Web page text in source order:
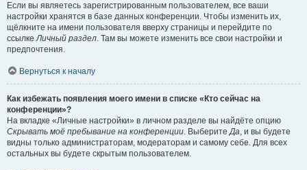
Если вы являетесь зарегистрированным пользователем, все ваши
настройки хранятся в базе данных конференции. Чтобы изменить их,
щёлкните на имени пользователя вверху страницы и перейдите по
ссылкеЛичный раздел. Там вы можете изменить все свои настройки и
предпочтения.
Вернуться к началу
Как избежать появления моего имени в списке «Кто сейчас на
конференции»?
На вкладке «Личные настройки» в личном разделе вы найдёте опцию
Скрывать моё пребывание на конференции. ВыберитеДа, и вы будете
видны только администраторам, модераторам и самому себе. Для всех
остальных вы будете скрытым пользователем.